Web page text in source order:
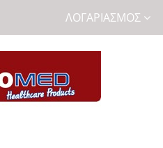
ΛΟΓΑΡΙΑΣΜΌΣ